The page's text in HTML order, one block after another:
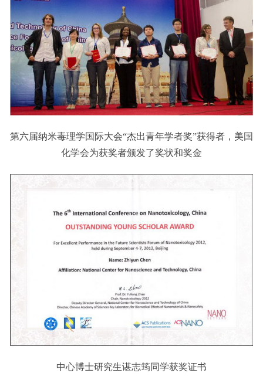
第六届纳米毒理学国际大会“杰出青年学者奖”获得者，美国
化学会为获奖者颁发了奖状和奖金
中心博士研究生谌志筠同学获奖证书